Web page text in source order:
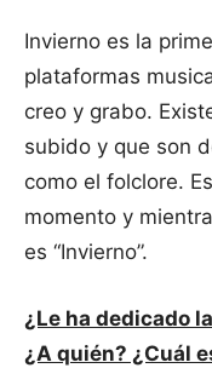
Invierno es la
plataformas
creo y grabo.
subido y que son
como el folclore.
momento y
es “Invierno”.
¿Le ha dedicado
¿A quién? ¿Cuál